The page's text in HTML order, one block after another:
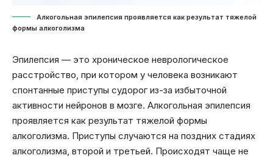
Алкогольная эпилепсия проявляется как результат тяжелой
формы алкоголизма
Эпилепсия — это хроническое неврологическое
расстройство, при котором у человека возникают
спонтанные приступы судорог из-за избыточной
активности нейронов в мозге. Алкогольная эпилепсия
проявляется как результат тяжелой формы
алкоголизма. Приступы случаются на поздних стадиях
алкоголизма, второй и третьей. Происходят чаще не